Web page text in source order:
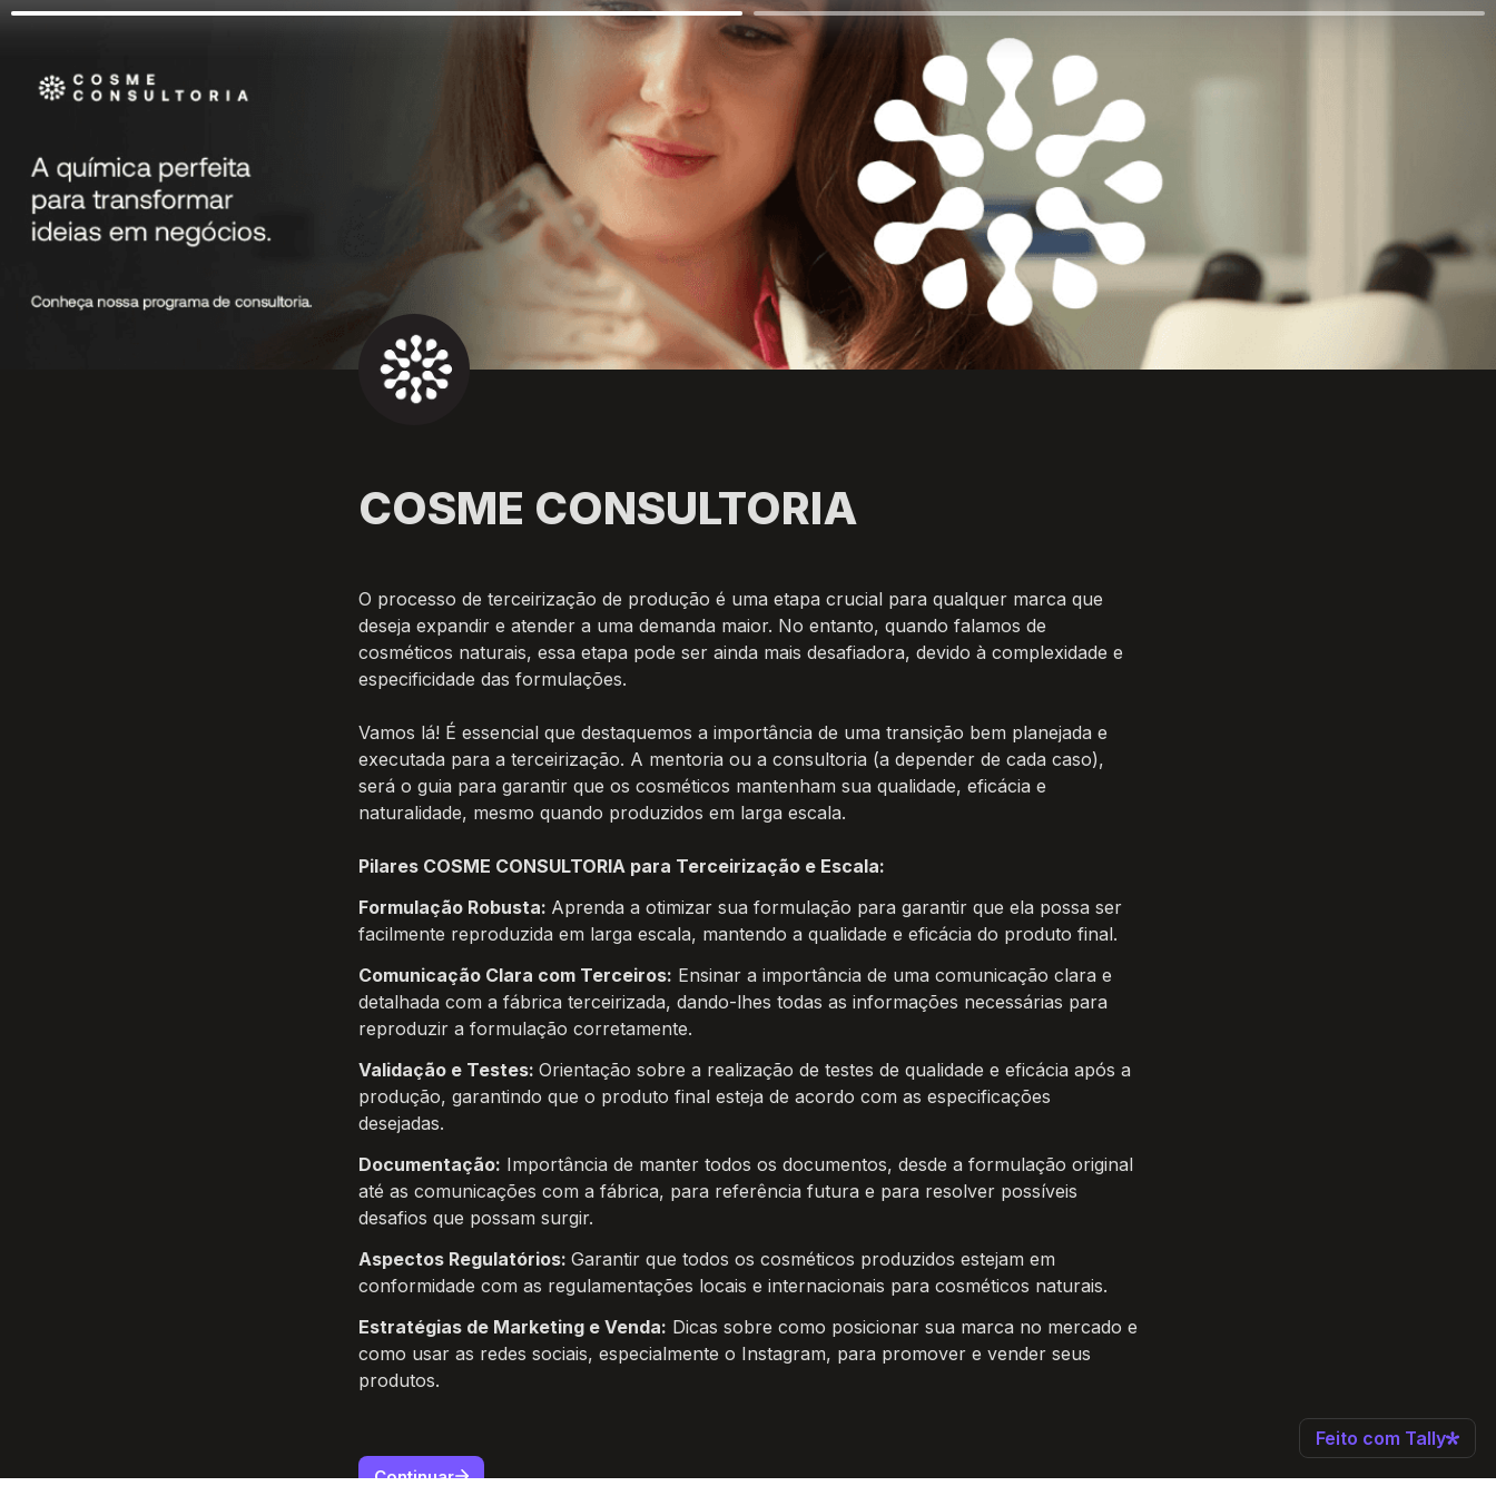
COSME CONSULTORIA
O processo de terceirização de produção é uma etapa crucial para qualquer marca que
deseja expandir e atender a uma demanda maior. No entanto, quando falamos de
cosméticos naturais, essa etapa pode ser ainda mais desafiadora, devido à complexidade e
especificidade das formulações.
Vamos lá! É essencial que destaquemos a importância de uma transição bem planejada e
executada para a terceirização. A mentoria ou a consultoria (a depender de cada caso),
será o guia para garantir que os cosméticos mantenham sua qualidade, eficácia e
naturalidade, mesmo quando produzidos em larga escala.
Pilares COSME CONSULTORIA para Terceirização e Escala:
Formulação Robusta: Aprenda a otimizar sua formulação para garantir que ela possa ser
facilmente reproduzida em larga escala, mantendo a qualidade e eficácia do produto final.
Comunicação Clara com Terceiros: Ensinar a importância de uma comunicação clara e
detalhada com a fábrica terceirizada, dando-lhes todas as informações necessárias para
reproduzir a formulação corretamente.
Validação e Testes: Orientação sobre a realização de testes de qualidade e eficácia após a
produção, garantindo que o produto final esteja de acordo com as especificações
desejadas.
Documentação: Importância de manter todos os documentos, desde a formulação original
até as comunicações com a fábrica, para referência futura e para resolver possíveis
desafios que possam surgir.
Aspectos Regulatórios: Garantir que todos os cosméticos produzidos estejam em
conformidade com as regulamentações locais e internacionais para cosméticos naturais.
Estratégias de Marketing e Venda: Dicas sobre como posicionar sua marca no mercado e
como usar as redes sociais, especialmente o Instagram, para promover e vender seus
produtos.
Continuar
Feito com Tally